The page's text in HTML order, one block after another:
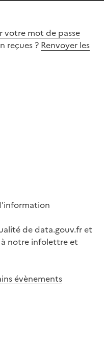
votre mot de passe
reçues ? Renvoyer les
de data.gouv.fr et
à notre infolettre et
évènements